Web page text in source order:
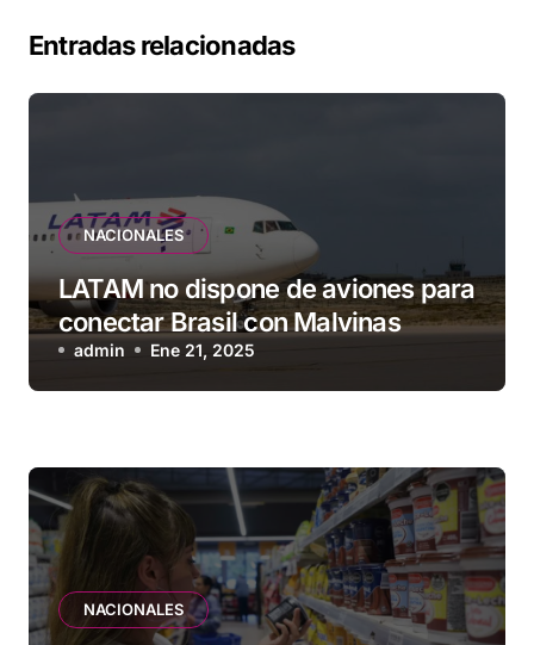
Entradas relacionadas
NACIONALES
LATAM no dispone de aviones para
conectar Brasil con Malvinas
admin Ene 21, 2025
NACIONALES